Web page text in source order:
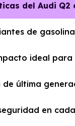
del Audi Q2
de
ideal para
de última
en